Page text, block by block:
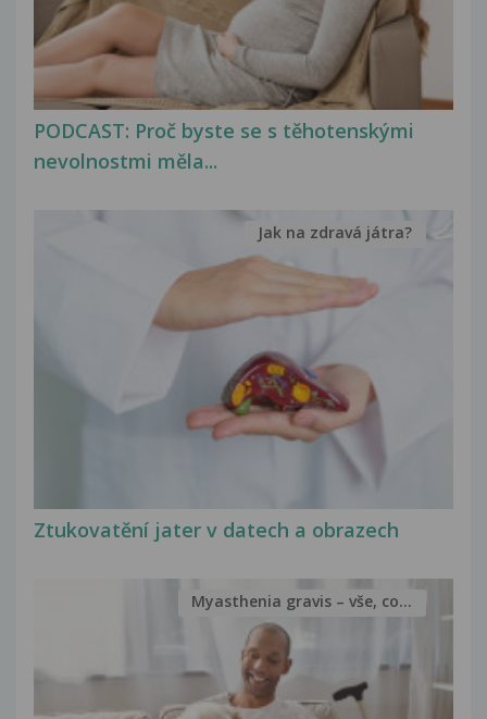
PODCAST: Proč byste se s těhotenskými
nevolnostmi měla...
Ztukovatění jater v datech a obrazech
Jak na zdravá játra?
Myasthenia gravis – vše, co...